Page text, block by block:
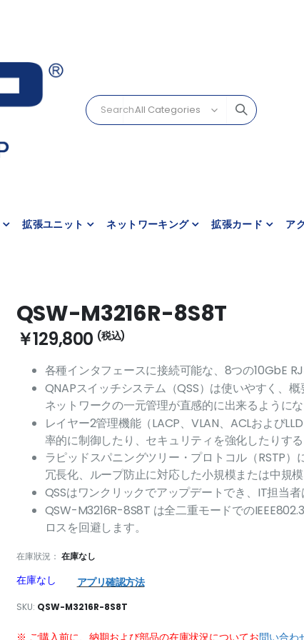
拡張ユニット ネットワーキング 拡張カード ア
QSW-M3216R-8S8T
￥129,800
各種インタフェースに接続可能な、8つの10GbE
QNAPスイッチシステム（QSS）は使いやすく、
ネットワークの一元管理が直感的に出来るようにな
レイヤー2管理機能（LACP、VLAN、ACLおよび
率的に制御したり、セキュリティを強化したりする
ラピッドスパニングツリー・プロトコル（RSTP
冗長化、ループ防止に対応した小規模または中規
QSSはワンクリックでアップデートでき、IT担当
QSW-M3216R-8S8T は全二重モードでの
ロスを回避します。
在庫狀況： 在庫なし
在庫なし アプリ確認方法
SKU QSW-M3216R-8S8T